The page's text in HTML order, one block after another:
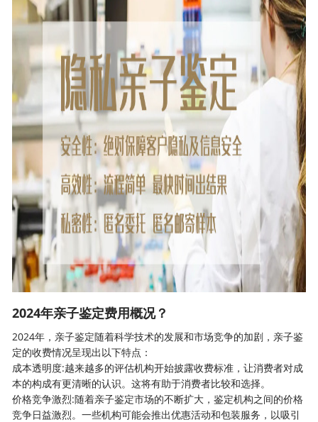
2024年亲子鉴定费用概况？
2024年，亲子鉴定随着科学技术的发展和市场竞争的加剧，亲子鉴
定的收费情况呈现出以下特点：
成本透明度:越来越多的评估机构开始披露收费标准，让消费者对成
本的构成有更清晰的认识。这将有助于消费者比较和选择。
价格竞争激烈:随着亲子鉴定市场的不断扩大，鉴定机构之间的价格
竞争日益激烈。一些机构可能会推出优惠活动和包装服务，以吸引